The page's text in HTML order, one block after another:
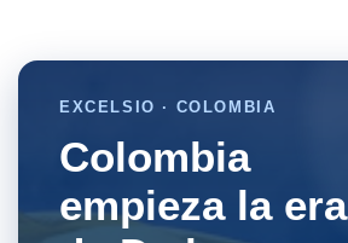
EXCELSIO · COLOMBIA
Colombia
empieza la era